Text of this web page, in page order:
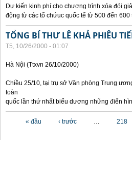
Dự kiến kinh phí cho chương trình xóa đói
động từ các tổ chứuc quốc tế từ 500 đến
TỔNG BÍ THƯ LÊ KHẢ PHIÊU
T5, 10/26/2000 - 01:07
Hà Nội (Ttxvn 26/10/2000)
Chiều 25/10, tại trụ sở Văn phòng Trung
toàn
quốc lần thứ nhất biểu dương những điển
« đầu ‹ trước … 218